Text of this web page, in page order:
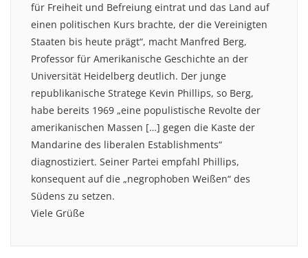
für Freiheit und Befreiung eintrat und das Land auf
einen politischen Kurs brachte, der die Vereinigten
Staaten bis heute prägt“, macht Manfred Berg,
Professor für Amerikanische Geschichte an der
Universität Heidelberg deutlich. Der junge
republikanische Stratege Kevin Phillips, so Berg,
habe bereits 1969 „eine populistische Revolte der
amerikanischen Massen […] gegen die Kaste der
Mandarine des liberalen Establishments“
diagnostiziert. Seiner Partei empfahl Phillips,
konsequent auf die „negrophoben Weißen“ des
Südens zu setzen.
Viele Grüße